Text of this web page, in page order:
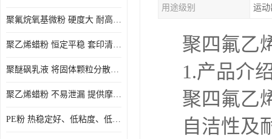
聚氟烷氧基微粉 硬度大 耐高温性能好 良好的不粘性 功能性涂料
聚乙烯蜡粉 恒定平稳 套印清漆 无毒
聚醚砜乳液 将固体颗粒分散均匀 高分子聚合物 新的纳米涂层材料
聚乙烯蜡粉 不易泄漏 提供摩擦减少和润滑性能
PE粉 热稳定好、低粘度、低熔点
用途级别
聚四氟乙
1.产品介
聚四氟乙
自洁性及